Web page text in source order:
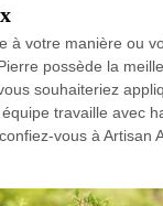
à votre manière ou
possède la
souhaiteriez
travaille avec
vous à Artisan